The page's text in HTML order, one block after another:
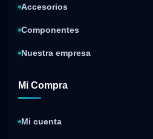
Accesorios
Componentes
Nuestra empresa
Mi Compra
Mi cuenta